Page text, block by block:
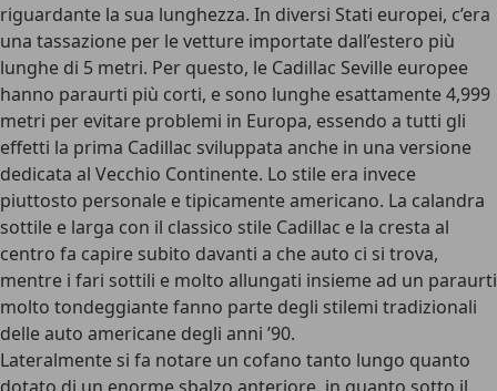
riguardante la sua lunghezza. In diversi Stati europei, c’era
una tassazione per le vetture importate dall’estero più
lunghe di 5 metri. Per questo, le Cadillac Seville europee
hanno paraurti più corti, e sono lunghe esattamente 4,999
metri per evitare problemi in Europa, essendo a tutti gli
effetti la prima Cadillac sviluppata anche in una versione
dedicata al Vecchio Continente. Lo stile era invece
piuttosto personale e tipicamente americano. La calandra
sottile e larga con il classico stile Cadillac e la cresta al
centro fa capire subito davanti a che auto ci si trova,
mentre i fari sottili e molto allungati insieme ad un paraurti
molto tondeggiante fanno parte degli stilemi tradizionali
delle auto americane degli anni ’90.
Lateralmente si fa notare un cofano tanto lungo quanto